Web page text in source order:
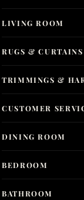
LIVING ROOM
DINING ROOM
BEDROOM
BATHROOM
RUGS & CURTAINS
TRIMMINGS &
CUSTOMER